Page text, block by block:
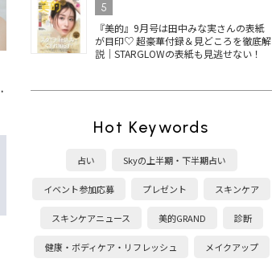
5
『美的』9月号は田中みな実さんの表紙
が目印♡ 超豪華付録＆見どころを徹底解
説｜STARGLOWの表紙も見逃せない！
Hot Keywords
占い Skyの上半期・下半期占い
イベント参加応募 プレゼント スキンケア
スキンケアニュース 美的GRAND 診断
健康・ボディケア・リフレッシュ メイクアップ